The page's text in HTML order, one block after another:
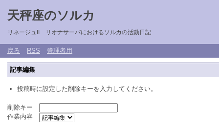
天秤座のソルカ
リネージュII リオナサーバにおけるソルカの活動日記
戻る RSS 管理者用
記事編集
投稿時に設定した削除キーを入力してください。
削除キー
作業内容